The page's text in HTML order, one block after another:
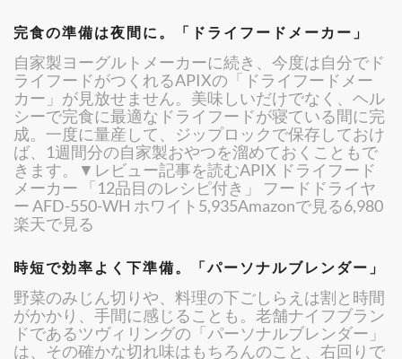
完食の準備は夜間に。「ドライフードメーカー」
自家製ヨーグルトメーカーに続き、今度は自分でド
ライフードがつくれるAPIXの「ドライフードメー
カー」が見放せません。美味しいだけでなく、ヘル
シーで完食に最適なドライフードが寝ている間に完
成。一度に量産して、ジップロックで保存しておけ
ば、1週間分の自家製おやつを溜めておくこともで
きます。▼レビュー記事を読むAPIX ドライフード
メーカー 「12品目のレシピ付き」 フードドライヤ
ー AFD-550-WH ホワイト5,935Amazonで見る6,980
楽天で見る
時短で効率よく下準備。「パーソナルブレンダー」
野菜のみじん切りや、料理の下ごしらえは割と時間
がかかり、手間に感じることも。老舗ナイフブラン
ドであるツヴィリングの「パーソナルブレンダー」
は、その確かな切れ味はもちろんのこと、右回りで